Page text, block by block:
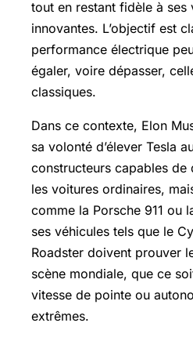
tout en restant fidèle à ses
innovantes. L’objectif est
performance électrique
égaler, voire dépasser,
classiques.
Dans ce contexte, Elon
sa volonté d’élever Tesla
constructeurs capables de
les voitures ordinaires,
comme la Porsche 911 ou
ses véhicules tels que le
Roadster doivent prouver
scène mondiale, que ce
vitesse de pointe ou
extrêmes.